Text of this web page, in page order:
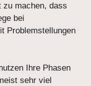
zu machen, dass
bei
Problemstellungen
Ihre Phasen
sehr viel